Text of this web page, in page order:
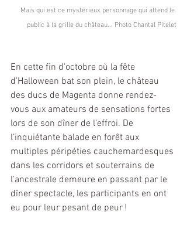
Mais qui est ce mystérieux personnage qui attend le
public à la grille du château... Photo Chantal Pitelet
En cette fin d’octobre où la fête
d’Halloween bat son plein, le château
des ducs de Magenta donne rendez-
vous aux amateurs de sensations fortes
lors de son dîner de l’effroi. De
l’inquiétante balade en forêt aux
multiples péripéties cauchemardesques
dans les corridors et souterrains de
l’ancestrale demeure en passant par le
dîner spectacle, les participants en ont
eu pour leur pesant de peur !